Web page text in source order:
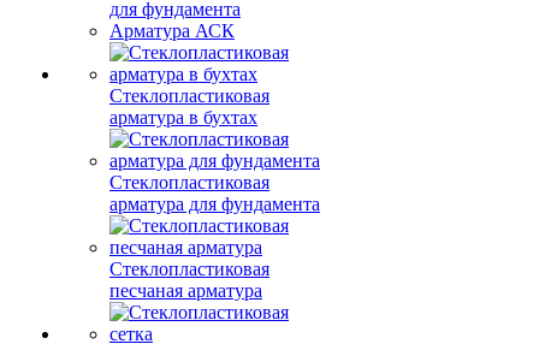
для фундамента
Арматура АСК
Стеклопластиковая
арматура в бухтах
Стеклопластиковая
арматура для фундамента
Стеклопластиковая
песчаная арматура